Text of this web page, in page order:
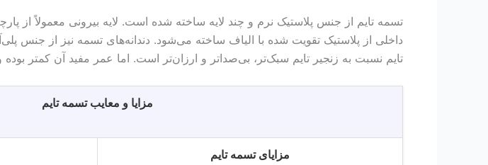
تسمه تایم از جنس پلاستیک نرم و چند لایه ساخته شده است. لایه بیرونی معمولاً از
داخلی از پلاستیک تقویت شده با الیاف ساخته می‌شود. دندانه‌های تسمه نیز از جنس
تایم نسبت به زنجیر تایم سبک‌تر، بی‌صدا‌تر و ارزان‌تر است. اما عمر مفید آن کمتر
مزایا و معایب تسمه تایم
مزایای تسمه تایم